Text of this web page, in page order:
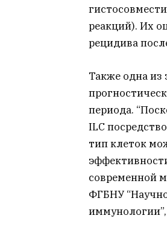
реакций). Их
рецидива
Также одна из
периода.
ILC
тип клеток
современной
ФГБНУ